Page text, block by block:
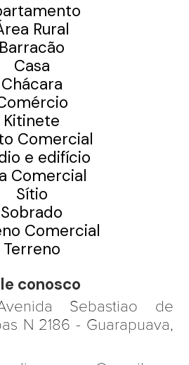
Rural
Barracão
Casa
Chácara
Kitinete
Comercial
e edifício
Comercial
Sítio
Sobrado
Comercial
Terreno
conosco
Sebastiao de
N 2186 - Guarapuava,